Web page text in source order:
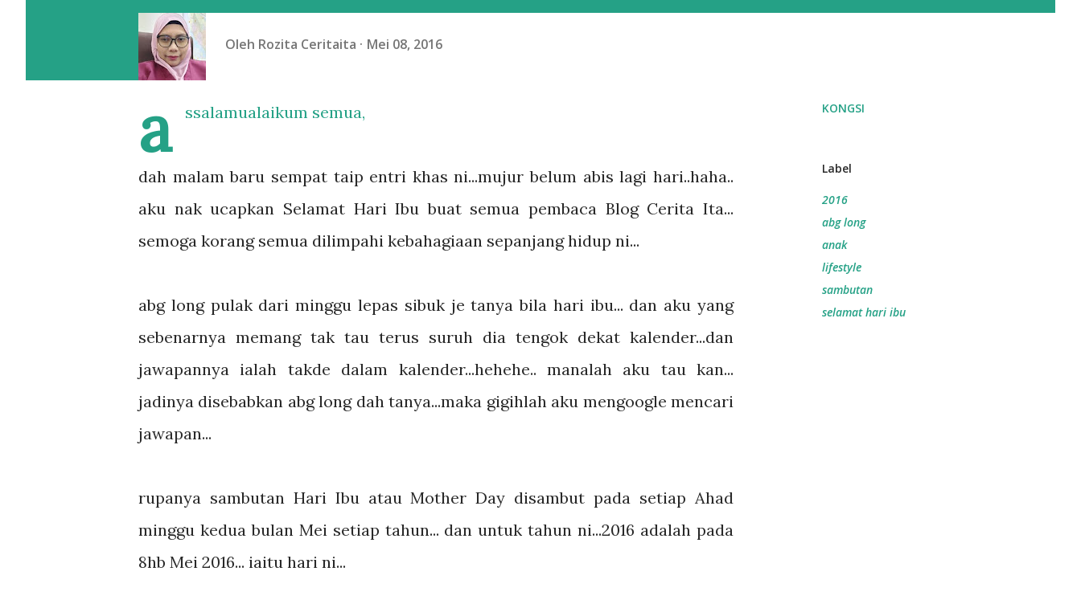
Oleh Rozita Ceritaita Mei 08, 2016
a ssalamualaikum semua,
dah malam baru sempat taip entri khas ni...mujur belum abis lagi hari..haha..
aku nak ucapkan Selamat Hari Ibu buat semua pembaca Blog Cerita Ita...
semoga korang semua dilimpahi kebahagiaan sepanjang hidup ni...
abg long pulak dari minggu lepas sibuk je tanya bila hari ibu... dan aku yang
sebenarnya memang tak tau terus suruh dia tengok dekat kalender...dan
jawapannya ialah takde dalam kalender...hehehe.. manalah aku tau kan...
jadinya disebabkan abg long dah tanya...maka gigihlah aku mengoogle mencari
jawapan...
rupanya sambutan Hari Ibu atau Mother Day disambut pada setiap Ahad
minggu kedua bulan Mei setiap tahun... dan untuk tahun ni...2016 adalah pada
8hb Mei 2016... iaitu hari ni...
KONGSI
Label
2016
abg long
anak
lifestyle
sambutan
selamat hari ibu